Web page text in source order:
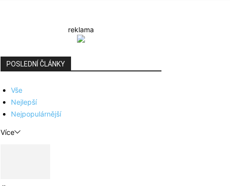
reklama
POSLEDNÍ ČLÁNKY
Vše
Nejlepší
Nejpopulárnější
Více